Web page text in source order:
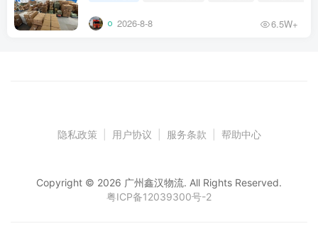
2026-8-8 6.5W+
隐私政策 用户协议 服务条款 帮助中心
Copyright © 2026 广州鑫汉物流. All Rights Reserved.
粤ICP备12039300号-2